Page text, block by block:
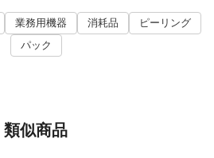
業務用機器 消耗品
ピーリング
パック
類似商品